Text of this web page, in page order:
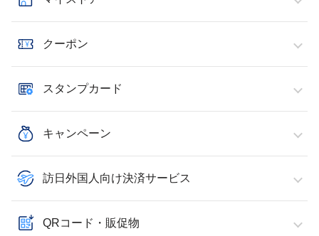
クーポン
スタンプカード
キャンペーン
訪日外国人向け決済サービス
QRコード・販促物